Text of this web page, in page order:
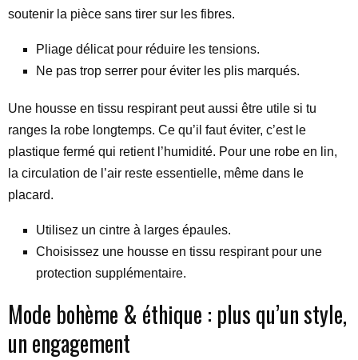
soutenir la pièce sans tirer sur les fibres.
Pliage délicat pour réduire les tensions.
Ne pas trop serrer pour éviter les plis marqués.
Une housse en tissu respirant peut aussi être utile si tu
ranges la robe longtemps. Ce qu’il faut éviter, c’est le
plastique fermé qui retient l’humidité. Pour une robe en lin,
la circulation de l’air reste essentielle, même dans le
placard.
Utilisez un cintre à larges épaules.
Choisissez une housse en tissu respirant pour une
protection supplémentaire.
Mode bohème & éthique : plus qu’un style,
un engagement